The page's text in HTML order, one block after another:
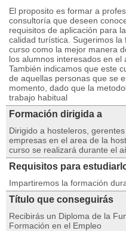
El proposito es formar a
consultoría que deseen
requisitos de aplicación para
calidad turística. Sugerimos
curso como la mejor manera
los alumnos interesados en el
También indicamos que este
de aquellas personas que se
momento, dado que la
trabajo habitual
Formación dirigida a
Dirigido a hosteleros,
empresas en el area de la
curso se realizará durante el
Requisitos para
Impartiremos la formación
Título que conseguirás
Recibirás un Diploma de la
Formación en el Empleo